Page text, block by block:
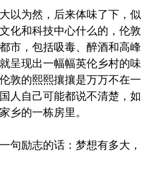
百日散记 西班牙百日
以为然，后来体味了下，
化和科技中心什么的，伦
市，包括吸毒、醉酒和高
呈现出一幅幅英伦乡村的
敦的熙熙攘攘是万万不在
人自己可能都说不清楚，
乡的一栋房里。
句励志的话：梦想有多大